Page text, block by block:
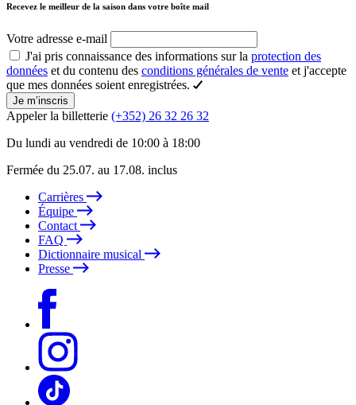
Recevez le meilleur de la saison dans votre boîte mail
Votre adresse e-mail
J'ai pris connaissance des informations sur la protection des
données et du contenu des conditions générales de vente et j'accepte
que mes données soient enregistrées.
Je m’inscris
Appeler la billetterie (+352) 26 32 26 32
Du lundi au vendredi de 10:00 à 18:00
Fermée du 25.07. au 17.08. inclus
Carrières
Équipe
Contact
FAQ
Dictionnaire musical
Presse